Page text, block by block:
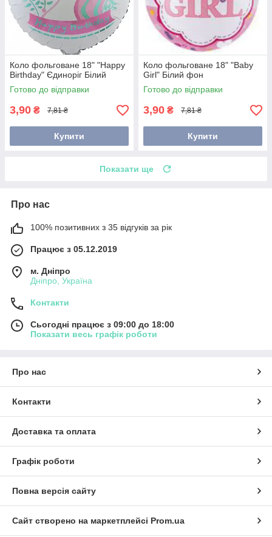
Коло фольговане 18" "Happy
Birthday" Єдиноріг Білий
Готово до відправки
3,90 ₴ 7,81 ₴
Купити
Коло фольговане 18" "Baby
Girl" Білий фон
Готово до відправки
3,90 ₴ 7,81 ₴
Купити
Показати ще
Про нас
100% позитивних з 35 відгуків за рік
Працює з 05.12.2019
м. Дніпро
Дніпро, Україна
Контакти
Сьогодні працює з 09:00 до 18:00
Показати весь графік роботи
Про нас
Контакти
Доставка та оплата
Графік роботи
Повна версія сайту
Сайт створено на маркетплейсі Prom.ua